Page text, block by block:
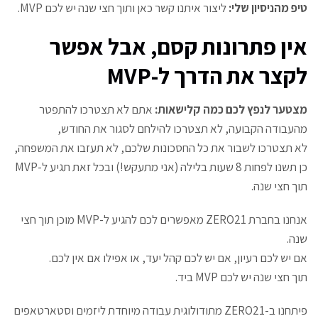
טיפ מהניסיון שלי:ליצור איתנו קשרכאן ותוך חצי שנה יש לכם MVP.
אין פתרונות קסם, אבל אפשר
לקצר את הדרך ל-MVP
מצטער לנפץ לכם כמה קלישאות: אתם לא תצטרכו להתפטר
מהעבודה הקבועה, לא תצטרכו להילחם לסגור את החודש,
לא תצטרכו לשבור את כל החסכונות שלכם, לא תעזבו את המשפחה,
כן תשנו לפחות 8 שעות בלילה (אני מתעקש!) ובכל זאת תגיע ל-MVP
תוך חצי שנה.
אנחנו בחברת ZERO21 מאפשרים לכם להגיע ל-MVP מוכן תוך חצי
שנה.
אם יש לכם רעיון, אם יש לכם קהל יעד, או אפילו אם אין לכם.
תוך חצי שנה יש לכם MVP ביד.
פיתחנו ב-ZERO21 מתודולוגית עבודה מיוחדת ליזמים וסטארטאפים